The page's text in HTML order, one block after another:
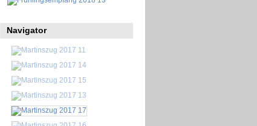
Navigator